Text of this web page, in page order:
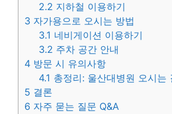
2.2 지하철 이용하기
3 자가용으로 오시는 방법
3.1 네비게이션 이용하기
3.2 주차 공간 안내
4 방문 시 유의사항
4.1 총정리: 울산대병원 오시는
5 결론
6 자주 묻는 질문 Q&A